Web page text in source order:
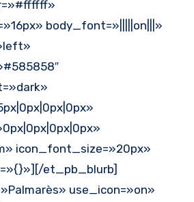
body_font=»|||||on|||»
icon_font_size=»20px»
et_pb_blurb]
use_icon=»on»